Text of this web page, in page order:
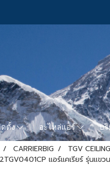
ดตั้ง อะไหล่แอร์ บริ
CARRIERBIG
TGV
แอร์แคเรียร์ รุ่นแข